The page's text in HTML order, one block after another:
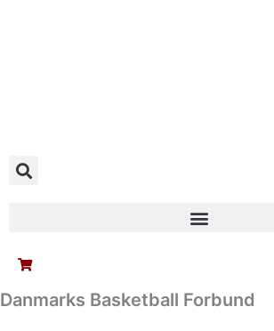
0
Danmarks Basketball Forbund